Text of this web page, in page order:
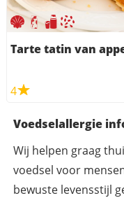
Tarte tatin van
4
Voedselallergie
Wij helpen graag
voedsel voor
bewuste levensstijl